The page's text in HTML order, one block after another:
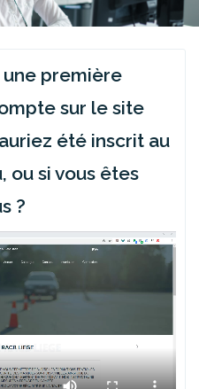
première
sur le site
été inscrit au
ou si vous êtes
?